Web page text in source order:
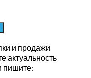
и продажи
актуальность
пишите: